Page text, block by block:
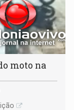
moto na